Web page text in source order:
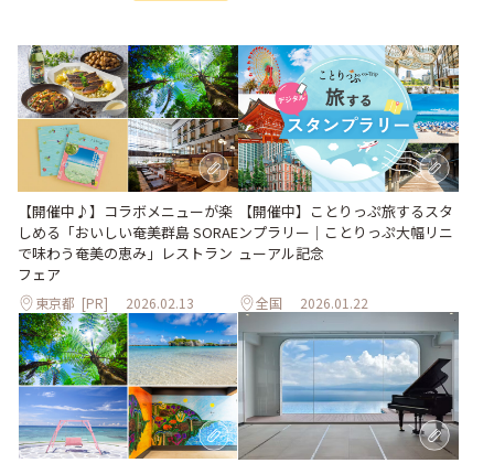
【開催中♪】コラボメニューが楽
しめる「おいしい奄美群島 SORAE
で味わう奄美の恵み」レストラン
フェア
東京都 [PR] 2026.02.13
【開催中】ことりっぷ旅するスタ
ンプラリー｜ことりっぷ大幅リニ
ューアル記念
全国 2026.01.22